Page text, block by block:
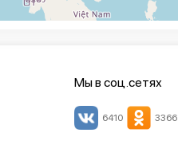
Мы в соц.сетях
6410 3366